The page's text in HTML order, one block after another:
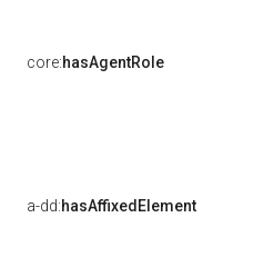
core:hasAgentRole
a-dd:hasAffixedElement